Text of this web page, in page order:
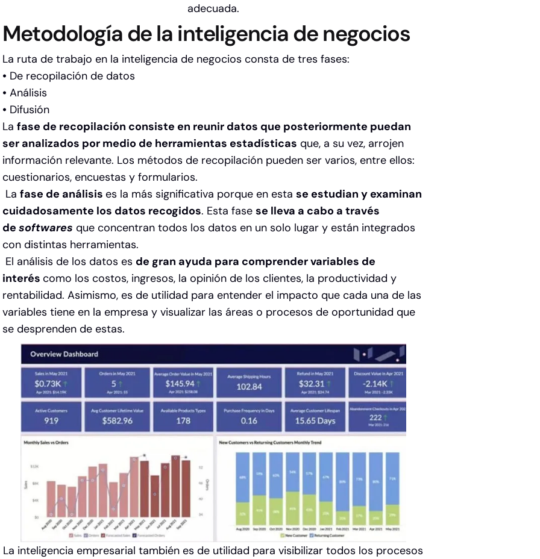
adecuada.
Metodología de la inteligencia de negocios
La ruta de trabajo en la inteligencia de negocios consta de tres fases:
• De recopilación de datos
• Análisis
• Difusión
La fase de recopilación consiste en reunir datos que posteriormente puedan
ser analizados por medio de herramientas estadísticas que, a su vez, arrojen
información relevante. Los métodos de recopilación pueden ser varios, entre ellos:
cuestionarios, encuestas y formularios.
La fase de análisis es la más significativa porque en esta se estudian y examinan
cuidadosamente los datos recogidos. Esta fase se lleva a cabo a través
de softwares que concentran todos los datos en un solo lugar y están integrados
con distintas herramientas.
El análisis de los datos es de gran ayuda para comprender variables de
interés como los costos, ingresos, la opinión de los clientes, la productividad y
rentabilidad. Asimismo, es de utilidad para entender el impacto que cada una de las
variables tiene en la empresa y visualizar las áreas o procesos de oportunidad que
se desprenden de estas.
La inteligencia empresarial también es de utilidad para visibilizar todos los procesos